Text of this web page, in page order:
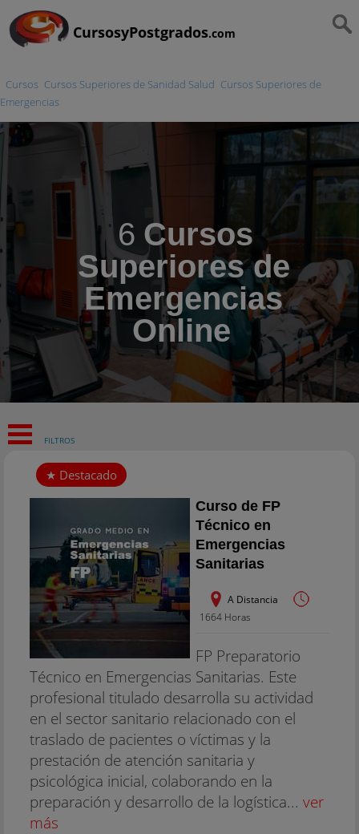
CursosyPostgrados.com
Cursos Cursos Superiores de Sanidad Salud Cursos Superiores de
Emergencias
6 Cursos
Superiores de
Emergencias
Online
FILTROS
Curso de FP
Técnico en
Emergencias
Sanitarias
A Distancia
1664 Horas
FP Preparatorio
Técnico en Emergencias Sanitarias. Este
profesional titulado desarrolla su actividad
en el sector sanitario relacionado con el
traslado de pacientes o víctimas y la
prestación de atención sanitaria y
psicológica inicial, colaborando en la
preparación y desarrollo de la logística... ver
más